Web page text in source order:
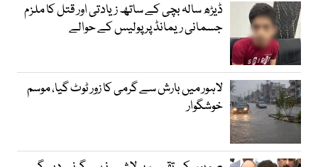
ڈیڑھ سالہ بچی کے ساتھ زیادتی اور قتل کا ملزم
جسمانی ریمانڈ پر پولیس کے حوالے
لاہور میں بارش سے گرمی کا زور ٹوٹ گیا، موسم
خوشگوار